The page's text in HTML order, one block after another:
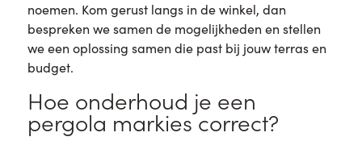
noemen. Kom gerust langs in de winkel, dan
bespreken we samen de mogelijkheden en stellen
we een oplossing samen die past bij jouw terras en
budget.
Hoe onderhoud je een
pergola markies correct?